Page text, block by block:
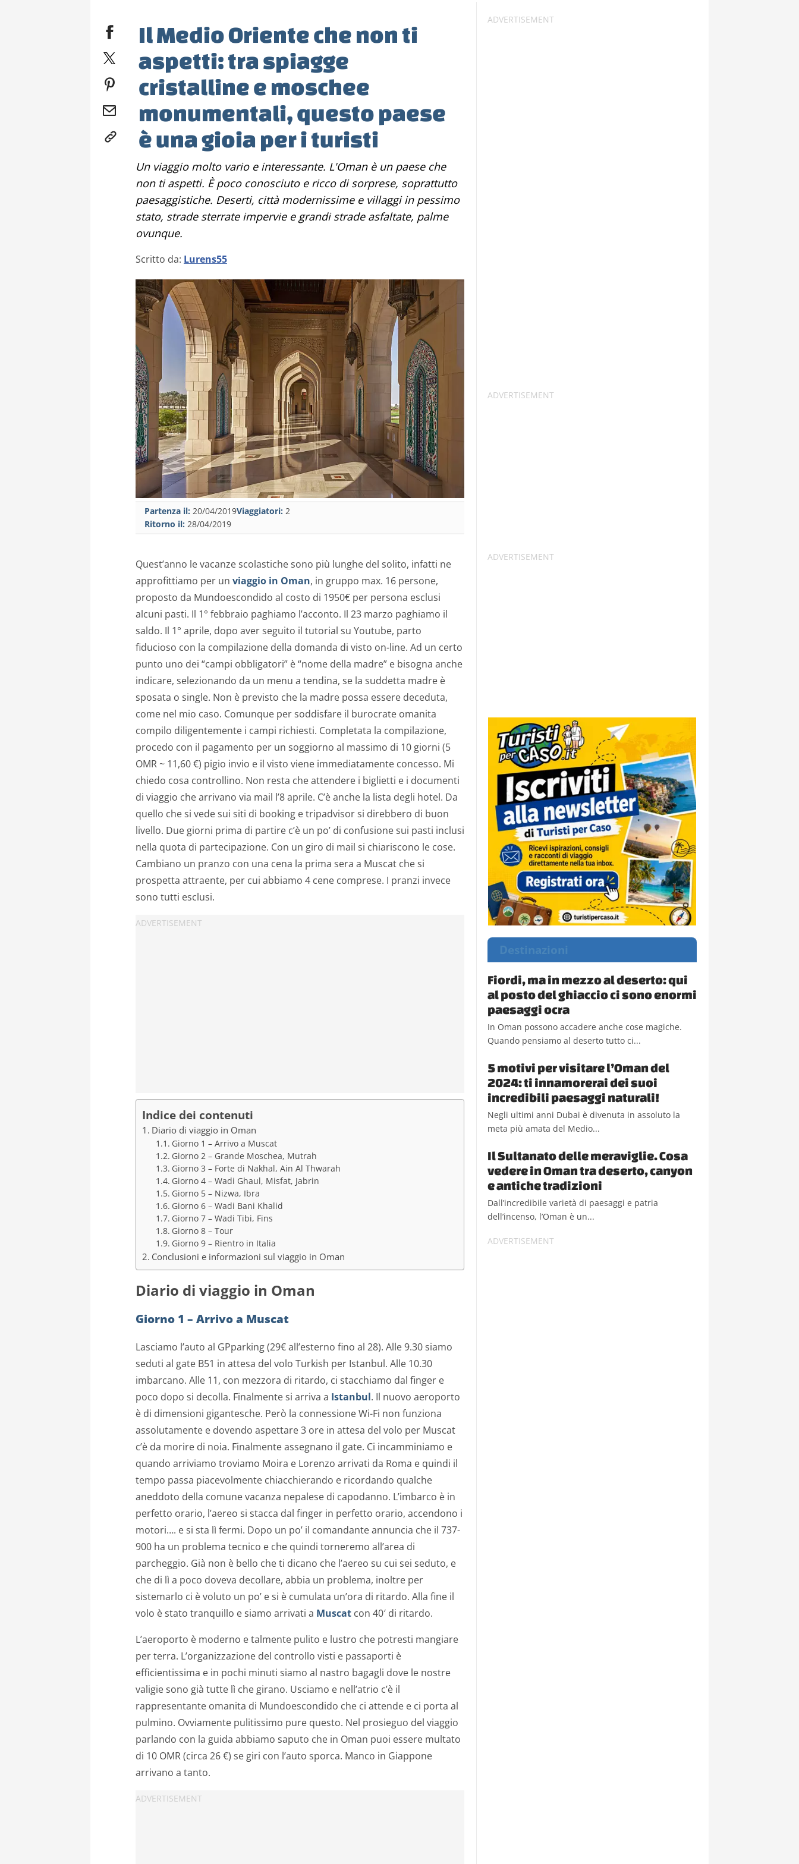
Il Medio Oriente che non ti
aspetti: tra spiagge
cristalline e moschee
monumentali, questo paese
è una gioia per i turisti
Un viaggio molto vario e interessante. L'Oman è un paese che
non ti aspetti. È poco conosciuto e ricco di sorprese, soprattutto
paesaggistiche. Deserti, città modernissime e villaggi in pessimo
stato, strade sterrate impervie e grandi strade asfaltate, palme
ovunque.
Scritto da: Lurens55
Partenza il: 20/04/2019
Ritorno il: 28/04/2019
Viaggiatori: 2
Quest’anno le vacanze scolastiche sono più lunghe del solito, infatti ne
approfittiamo per un viaggio in Oman, in gruppo max. 16 persone,
proposto da Mundoescondido al costo di 1950€ per persona esclusi
alcuni pasti. Il 1° febbraio paghiamo l’acconto. Il 23 marzo paghiamo il
saldo. Il 1° aprile, dopo aver seguito il tutorial su Youtube, parto
fiducioso con la compilazione della domanda di visto on-line. Ad un certo
punto uno dei “campi obbligatori” è “nome della madre” e bisogna anche
indicare, selezionando da un menu a tendina, se la suddetta madre è
sposata o single. Non è previsto che la madre possa essere deceduta,
come nel mio caso. Comunque per soddisfare il burocrate omanita
compilo diligentemente i campi richiesti. Completata la compilazione,
procedo con il pagamento per un soggiorno al massimo di 10 giorni (5
OMR ~ 11,60 €) pigio invio e il visto viene immediatamente concesso. Mi
chiedo cosa controllino. Non resta che attendere i biglietti e i documenti
di viaggio che arrivano via mail l’8 aprile. C’è anche la lista degli hotel. Da
quello che si vede sui siti di booking e tripadvisor si direbbero di buon
livello. Due giorni prima di partire c’è un po’ di confusione sui pasti inclusi
nella quota di partecipazione. Con un giro di mail si chiariscono le cose.
Cambiano un pranzo con una cena la prima sera a Muscat che si
prospetta attraente, per cui abbiamo 4 cene comprese. I pranzi invece
sono tutti esclusi.
Indice dei contenuti
Diario di viaggio in Oman
Giorno 1 – Arrivo a Muscat
Giorno 2 – Grande Moschea, Mutrah
Giorno 3 – Forte di Nakhal, Ain Al Thwarah
Giorno 4 – Wadi Ghaul, Misfat, Jabrin
Giorno 5 – Nizwa, Ibra
Giorno 6 – Wadi Bani Khalid
Giorno 7 – Wadi Tibi, Fins
Giorno 8 – Tour
Giorno 9 – Rientro in Italia
Conclusioni e informazioni sul viaggio in Oman
Diario di viaggio in Oman
Giorno 1 – Arrivo a Muscat
Lasciamo l’auto al GPparking (29€ all’esterno fino al 28). Alle 9.30 siamo
seduti al gate B51 in attesa del volo Turkish per Istanbul. Alle 10.30
imbarcano. Alle 11, con mezzora di ritardo, ci stacchiamo dal finger e
poco dopo si decolla. Finalmente si arriva a Istanbul. Il nuovo aeroporto
è di dimensioni gigantesche. Però la connessione Wi-Fi non funziona
assolutamente e dovendo aspettare 3 ore in attesa del volo per Muscat
c’è da morire di noia. Finalmente assegnano il gate. Ci incamminiamo e
quando arriviamo troviamo Moira e Lorenzo arrivati da Roma e quindi il
tempo passa piacevolmente chiacchierando e ricordando qualche
aneddoto della comune vacanza nepalese di capodanno. L’imbarco è in
perfetto orario, l’aereo si stacca dal finger in perfetto orario, accendono i
motori…. e si sta lì fermi. Dopo un po’ il comandante annuncia che il 737-
900 ha un problema tecnico e che quindi torneremo all’area di
parcheggio. Già non è bello che ti dicano che l’aereo su cui sei seduto, e
che di lì a poco doveva decollare, abbia un problema, inoltre per
sistemarlo ci è voluto un po’ e si è cumulata un’ora di ritardo. Alla fine il
volo è stato tranquillo e siamo arrivati a Muscat con 40′ di ritardo.
L’aeroporto è moderno e talmente pulito e lustro che potresti mangiare
per terra. L’organizzazione del controllo visti e passaporti è
efficientissima e in pochi minuti siamo al nastro bagagli dove le nostre
valigie sono già tutte lì che girano. Usciamo e nell’atrio c’è il
rappresentante omanita di Mundoescondido che ci attende e ci porta al
pulmino. Ovviamente pulitissimo pure questo. Nel prosieguo del viaggio
parlando con la guida abbiamo saputo che in Oman puoi essere multato
di 10 OMR (circa 26 €) se giri con l’auto sporca. Manco in Giappone
arrivano a tanto.
Destinazioni
Fiordi, ma in mezzo al deserto: qui
al posto del ghiaccio ci sono enormi
paesaggi ocra
In Oman possono accadere anche cose magiche.
Quando pensiamo al deserto tutto ci...
5 motivi per visitare l’Oman del
2024: ti innamorerai dei suoi
incredibili paesaggi naturali!
Negli ultimi anni Dubai è divenuta in assoluto la
meta più amata del Medio...
Il Sultanato delle meraviglie. Cosa
vedere in Oman tra deserto, canyon
e antiche tradizioni
Dall’incredibile varietà di paesaggi e patria
dell’incenso, l’Oman è un...